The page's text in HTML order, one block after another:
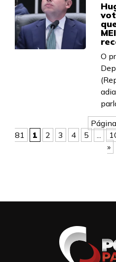
O
81
1 2 3 4 5 ...
»